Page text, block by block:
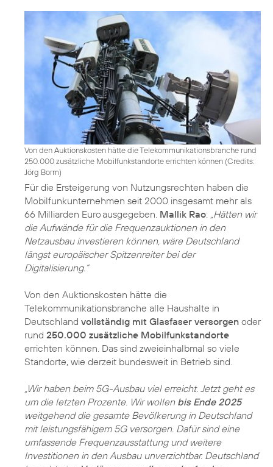
Von den Auktionskosten hätte die Telekommunikationsbranche rund
250.000 zusätzliche Mobilfunkstandorte errichten können (Credits:
Jörg Borm)
Für die Ersteigerung von Nutzungsrechten haben die
Mobilfunkunternehmen seit 2000 insgesamt mehr als
66 Milliarden Euro ausgegeben. Mallik Rao: „Hätten wir
die Aufwände für die Frequenzauktionen in den
Netzausbau investieren können, wäre Deutschland
längst europäischer Spitzenreiter bei der
Digitalisierung.“
Von den Auktionskosten hätte die
Telekommunikationsbranche alle Haushalte in
Deutschland vollständig mit Glasfaser versorgen oder
rund 250.000 zusätzliche Mobilfunkstandorte
errichten können. Das sind zweieinhalbmal so viele
Standorte, wie derzeit bundesweit in Betrieb sind.
„Wir haben beim 5G-Ausbau viel erreicht. Jetzt geht es
um die letzten Prozente. Wir wollen bis Ende 2025
weitgehend die gesamte Bevölkerung in Deutschland
mit leistungsfähigem 5G versorgen. Dafür sind eine
umfassende Frequenzausstattung und weitere
Investitionen in den Ausbau unverzichtbar. Deutschland